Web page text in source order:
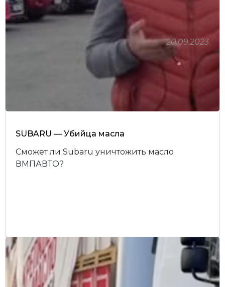
SUBARU — Убийца масла
Сможет ли Subaru уничтожить масло
ВМПАВТО?
20.09.2023